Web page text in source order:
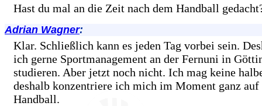
Hast du mal an die Zeit nach dem Handball
Adrian Wagner:
Klar. Schließlich kann es jeden Tag vorbei sein.
ich gerne Sportmanagement an der Fernuni in
studieren. Aber jetzt noch nicht. Ich mag keine
deshalb konzentriere ich mich im Moment ganz auf
Handball.